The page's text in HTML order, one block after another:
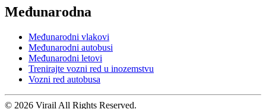
Međunarodna
Međunarodni vlakovi
Međunarodni autobusi
Međunarodni letovi
Trenirajte vozni red u inozemstvu
Vozni red autobusa
© 2026 Virail All Rights Reserved.